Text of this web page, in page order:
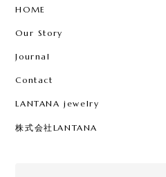
HOME
Our Story
Journal
Contact
LANTANA jewelry
株式会社LANTANA